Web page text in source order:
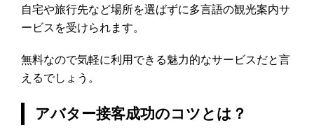
自宅や旅行先など場所を選ばずに多言語の観光案内サ
ービスを受けられます。
無料なので気軽に利用できる魅力的なサービスだと言
えるでしょう。
アバター接客成功のコツとは？